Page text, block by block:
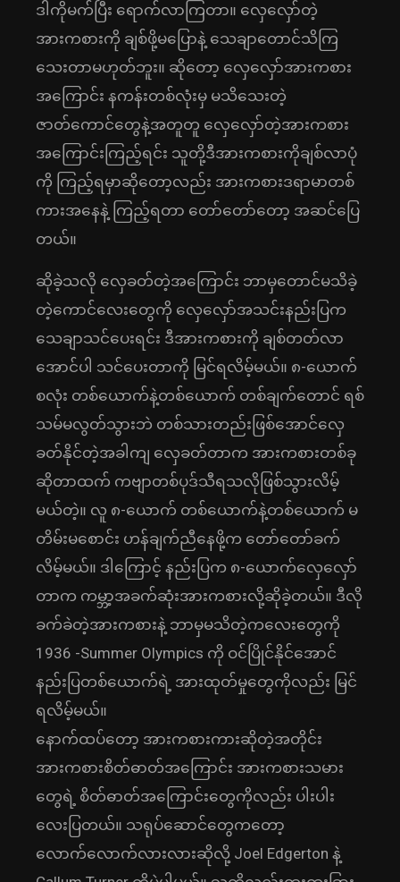
ဒါကိုမက်ပြီး ရောက်လာကြတာ။ လှေလှော်တဲ့
အားကစားကို ချစ်ဖို့မပြောနဲ့ သေချာတောင်သိကြ
သေးတာမဟုတ်ဘူး။ ဆိုတော့ လှေလှော်အားကစား
အကြောင်း နကန်းတစ်လုံးမှ မသိသေးတဲ့
ဇာတ်ကောင်တွေနဲ့အတူတူ လှေလှော်တဲ့အားကစား
အကြောင်းကြည့်ရင်း သူတို့ဒီအားကစားကိုချစ်လာပုံ
ကို ကြည့်ရမှာဆိုတော့လည်း အားကစားဒရာမာတစ်
ကားအနေနဲ့ ကြည့်ရတာ တော်တော်တော့ အဆင်ပြေ
တယ်။
ဆိုခဲ့သလို လှေခတ်တဲ့အကြောင်း ဘာမှတောင်မသိခဲ့
တဲ့ကောင်လေးတွေကို လှေလှော်အသင်းနည်းပြက
သေချာသင်ပေးရင်း ဒီအားကစားကို ချစ်တတ်လာ
အောင်ပါ သင်ပေးတာကို မြင်ရလိမ့်မယ်။ ၈-ယောက်
စလုံး တစ်ယောက်နဲ့တစ်ယောက် တစ်ချက်တောင် ရစ်
သမ်မလွတ်သွားဘဲ တစ်သားတည်းဖြစ်အောင်လှေ
ခတ်နိုင်တဲ့အခါကျ လှေခတ်တာက အားကစားတစ်ခု
ဆိုတာထက် ကဗျာတစ်ပုဒ်သီရသလိုဖြစ်သွားလိမ့်
မယ်တဲ့။ လူ ၈-ယောက် တစ်ယောက်နဲ့တစ်ယောက် မ
တိမ်းမစောင်း ဟန်ချက်ညီနေဖို့က တော်တော်ခက်
လိမ့်မယ်။ ဒါကြောင့် နည်းပြက ၈-ယောက်လှေလှော်
တာက ကမ္ဘာ့အခက်ဆုံးအားကစားလို့ဆိုခဲ့တယ်။ ဒီလို
ခက်ခဲတဲ့အားကစားနဲ့ ဘာမှမသိတဲ့ကလေးတွေကို
1936 -Summer Olympics ကို ဝင်ပြိုင်နိုင်အောင်
နည်းပြတစ်ယောက်ရဲ့ အားထုတ်မှုတွေကိုလည်း မြင်
ရလိမ့်မယ်။
နောက်ထပ်တော့ အားကစားကားဆိုတဲ့အတိုင်း
အားကစားစိတ်ဓာတ်အကြောင်း အားကစားသမား
တွေရဲ့ စိတ်ဓာတ်အကြောင်းတွေကိုလည်း ပါးပါး
လေးပြတယ်။ သရုပ်ဆောင်တွေကတော့
လောက်လောက်လားလားဆိုလို့ Joel Edgerton နဲ့